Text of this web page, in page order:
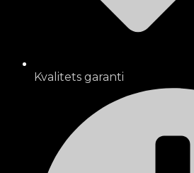
Kvalitets garanti